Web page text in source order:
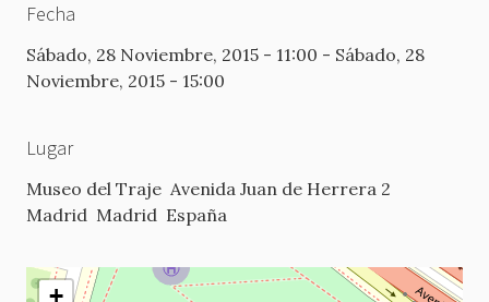
Fecha
Sábado, 28 Noviembre, 2015 - 11:00 - Sábado, 28
Noviembre, 2015 - 15:00
Lugar
Museo del Traje Avenida Juan de Herrera 2
Madrid Madrid España
+